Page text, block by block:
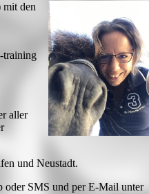
mit den
training
aller
und Neustadt.
oder SMS und per E-Mail unter